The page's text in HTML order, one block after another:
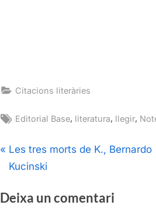
Citacions literàries
Tags:
Editorial Base, literatura, llegir,
Navegació
P
r
v
Les tres morts de K., Bernardo
Kucinski
Deixa un comentari